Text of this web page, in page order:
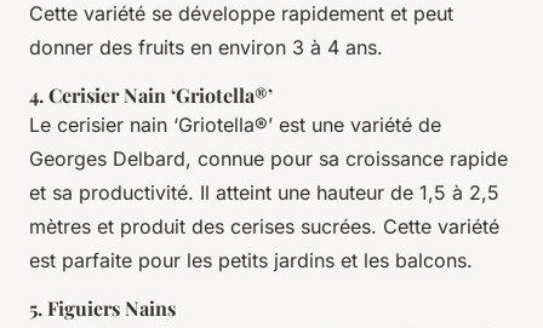
Cette variété se développe rapidement et peut
donner des fruits en environ 3 à 4 ans.
4.Cerisier Nain ‘Griotella®’
Le cerisier nain ‘Griotella®’ est une variété de
Georges Delbard, connue pour sa croissance rapide
et sa productivité. Il atteint une hauteur de 1,5 à 2,5
mètres et produit des cerises sucrées. Cette variété
est parfaite pour les petits jardins et les balcons.
5.Figuiers Nains